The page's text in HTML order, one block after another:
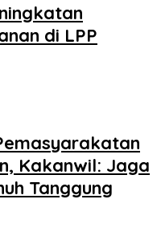
di LPP
Kakanwil: Jaga
Tanggung